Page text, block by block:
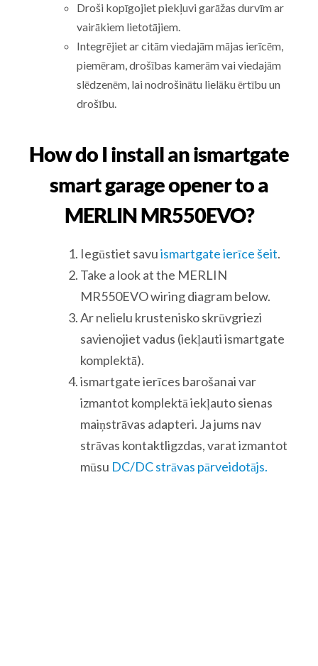
Droši kopīgojiet piekļuvi garāžas durvīm ar
vairākiem lietotājiem.
Integrējiet ar citām viedajām mājas ierīcēm,
piemēram, drošības kamerām vai viedajām
slēdzenēm, lai nodrošinātu lielāku ērtību un
drošību.
How do I install an ismartgate
smart garage opener to a
MERLIN MR550EVO?
Iegūstiet savuismartgate ierīce šeit.
Take a look at the MERLIN
MR550EVO wiring diagram below.
Ar nelielu krustenisko skrūvgriezi
savienojiet vadus (iekļauti ismartgate
komplektā).
ismartgate ierīces barošanai var
izmantot komplektā iekļauto sienas
maiņstrāvas adapteri. Ja jums nav
strāvas kontaktligzdas, varat izmantot
mūsu DC/DC strāvas pārveidotājs.